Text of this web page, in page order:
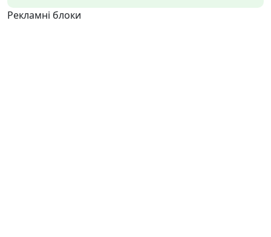
Рекламні блоки